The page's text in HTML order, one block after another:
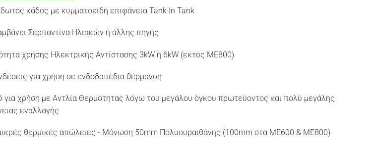
κάδος με κυμματοειδή επιφάνεια Tank In Tank
Σερπαντίνα Ηλιακών ή άλλης πηγής
χρήσης Ηλεκτρικής Αντίστασης 3kW ή 6kW (εκτός ME800)
για χρήση σε ενδοδαπέδια θέρμανση
για χρήση με Αντλία Θερμότητας λόγω του μεγάλου όγκου πρωτεύοντος και πολύ μεγάλης
εναλλαγής
θερμικές απώλειες - Μόνωση 50mm Πολυουραιθάνης (100mm στα ME600 & ME800)